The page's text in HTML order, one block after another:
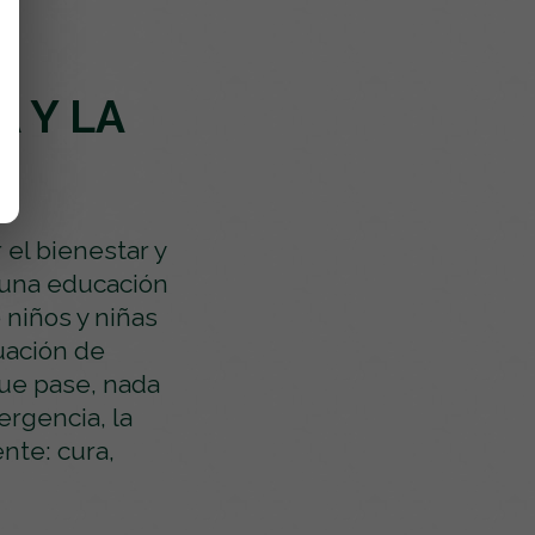
Y LA
el bienestar y
educación
y niñas
de
pase, nada
la
cura,